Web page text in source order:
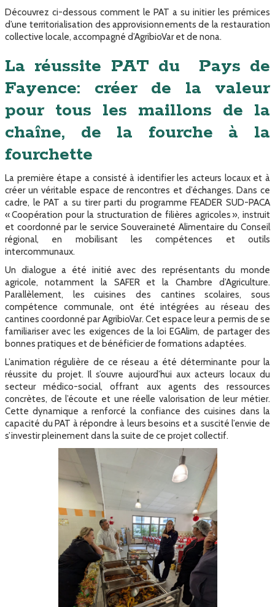
Découvrez ci-dessous comment le PAT a su initier les prémices
d’une territorialisation des approvisionnements de la restauration
collective locale, accompagné d’AgribioVar et de nona.
La réussite PAT du Pays de
Fayence: créer de la valeur
pour tous les maillons de la
chaîne, de la fourche à la
fourchette
La première étape a consisté à identifier les acteurs locaux et à
créer un véritable espace de rencontres et d’échanges. Dans ce
cadre, le PAT a su tirer parti du programme FEADER SUD-PACA
« Coopération pour la structuration de filières agricoles », instruit
et coordonné par le service Souveraineté Alimentaire du Conseil
régional, en mobilisant les compétences et outils
intercommunaux.
Un dialogue a été initié avec des représentants du monde
agricole, notamment la SAFER et la Chambre d’Agriculture.
Parallèlement, les cuisines des cantines scolaires, sous
compétence communale, ont été intégrées au réseau des
cantines coordonné par AgribioVar. Cet espace leur a permis de se
familiariser avec les exigences de la loi EGAlim, de partager des
bonnes pratiques et de bénéficier de formations adaptées.
L’animation régulière de ce réseau a été déterminante pour la
réussite du projet. Il s’ouvre aujourd’hui aux acteurs locaux du
secteur médico-social, offrant aux agents des ressources
concrètes, de l’écoute et une réelle valorisation de leur métier.
Cette dynamique a renforcé la confiance des cuisines dans la
capacité du PAT à répondre à leurs besoins et a suscité l’envie de
s’investir pleinement dans la suite de ce projet collectif.